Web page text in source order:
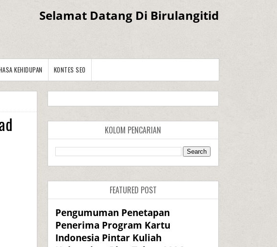
Selamat Datang Di Birulangitid
KEHIDUPAN KONTES SEO
KOLOM PENCARIAN
FEATURED POST
Pengumuman Penetapan
Penerima Program Kartu
Indonesia Pintar Kuliah